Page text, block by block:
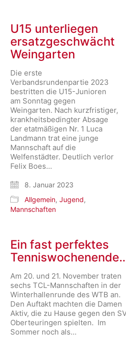
U15 unterliegen
ersatzgeschwächt
Weingarten
Die erste
Verbandsrundenpartie 2023
bestritten die U15-Junioren
am Sonntag gegen
Weingarten. Nach kurzfristiger,
krankheitsbedingter Absage
der etatmäßigen Nr. 1 Luca
Landmann trat eine junge
Mannschaft auf die
Welfenstädter. Deutlich verlor
Felix Boes…
8. Januar 2023
Allgemein,Jugend,
Mannschaften
Ein fast perfektes
Am 20. und 21. November traten
sechs TCL-Mannschaften in der
Winterhallenrunde des WTB an.
Den Auftakt machten die Damen
Aktiv, die zu Hause gegen den
Oberteuringen spielten. Im
Sommer noch als…